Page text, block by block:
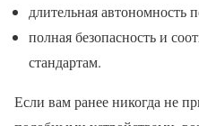
длительная автономность
полная безопасность и
стандартам.
Если вам ранее никогда не